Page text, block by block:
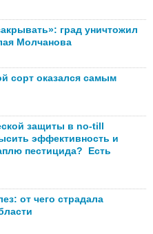
град уничтожил
Молчанова
сорт оказался самым
защиты в no-till
эффективность и
пестицида? Есть
от чего страдала